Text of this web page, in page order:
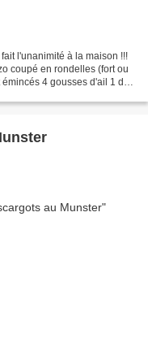
l'unanimité à la maison !!!
coupé en rondelles (fort ou
4 gousses d'ail 1 dl